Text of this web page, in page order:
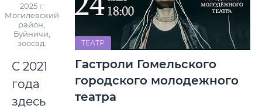
2025 г.
Могилевский
район,
Буйничи,
зоосад.
С 2021
года
здесь
ТЕАТР
Гастроли Гомельского
городского молодежного
театра